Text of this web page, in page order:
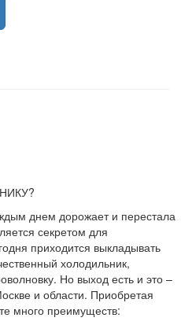
днем дорожает и перестала
секретом для
приходится выкладывать
холодильник,
Но выход есть и это –
и области. Приобретая
много преимуществ: